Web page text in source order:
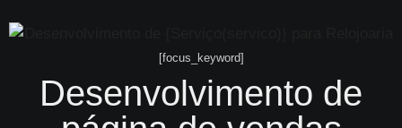
[focus_keyword]
Desenvolvimento de